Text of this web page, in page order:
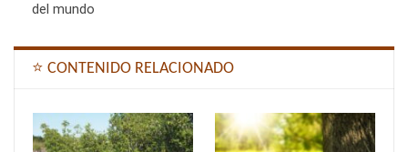
del mundo
⭐ CONTENIDO RELACIONADO